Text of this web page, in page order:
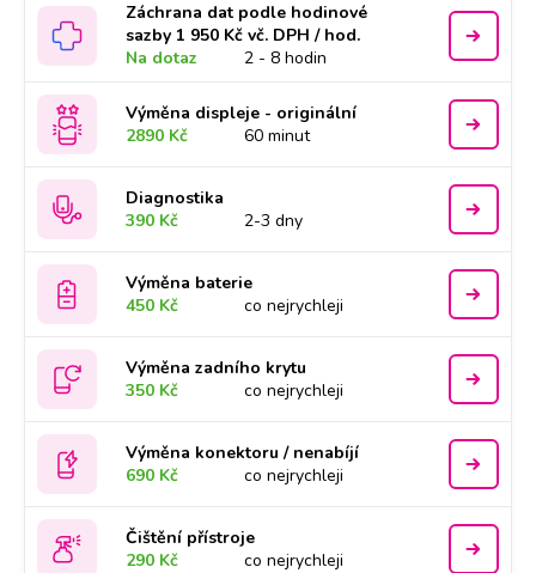
Záchrana dat podle hodinové
sazby 1 950 Kč vč. DPH / hod.
Na dotaz
2 - 8 hodin
Výměna displeje - originální
2890 Kč
60 minut
Diagnostika
390 Kč
2-3 dny
Výměna baterie
450 Kč
co nejrychleji
Výměna zadního krytu
350 Kč
co nejrychleji
Výměna konektoru / nenabíjí
690 Kč
co nejrychleji
Čištění přístroje
290 Kč
co nejrychleji